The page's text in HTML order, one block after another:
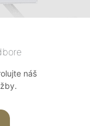
náš